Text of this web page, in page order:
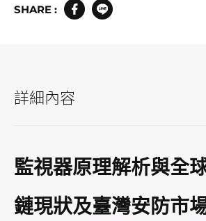
SHARE :
詳細內容
監視器原理解析與全
鏈現狀及臺灣安防市